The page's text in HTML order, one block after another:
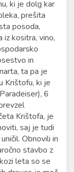
ki je dolg kar
prešita
posoda,
iz kositra, vino,
in
ta pa je
Krištofu, ki je
6
Krištofa, je
saj je tudi
Obnovili in
stavbo z
leta so se